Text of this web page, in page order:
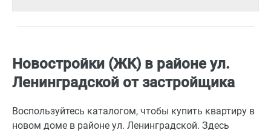
Новостройки (ЖК) в районе ул.
Ленинградской от застройщика
Воспользуйтесь каталогом, чтобы купить квартиру в
новом доме в районе ул. Ленинградской. Здесь